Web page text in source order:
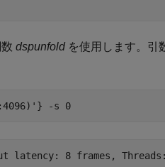
dspunfoldを使用します。引
-s 0
latency: 8 frames,